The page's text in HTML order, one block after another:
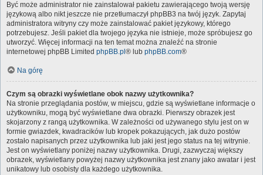
Być może administrator nie zainstalował pakietu zawierającego twoją wersję
językową albo nikt jeszcze nie przetłumaczył phpBB3 na twój język. Zapytaj
administratora witryny czy może zainstalować pakiet językowy, którego
potrzebujesz. Jeśli pakiet dla twojego języka nie istnieje, może spróbujesz go
utworzyć. Więcej informacji na ten temat można znaleźć na stronie
internetowej phpBB Limited phpBB.pl ® lub phpBB.com®
Na górę
Czym są obrazki wyświetlane obok nazwy użytkownika?
Na stronie przeglądania postów, w miejscu, gdzie są wyświetlane informacje o
użytkowniku, mogą być wyświetlane dwa obrazki. Pierwszy obrazek jest
skojarzony z rangą użytkownika. W zależności od używanego stylu jest on w
formie gwiazdek, kwadracików lub kropek pokazujących, jak dużo postów
zostało napisanych przez użytkownika lub jaki jest jego status na tej witrynie.
Jest on wyświetlany poniżej nazwy użytkownika. Drugi, zazwyczaj większy
obrazek, wyświetlany powyżej nazwy użytkownika jest znany jako awatar i jest
unikatowy lub osobisty dla każdego użytkownika.